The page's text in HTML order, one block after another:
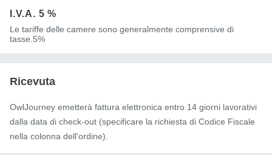
I.V.A. 5 %
Le tariffe delle camere sono generalmente comprensive di
tasse.5%
Ricevuta
OwlJourney emetterà fattura elettronica entro 14 giorni lavorativi
dalla data di check-out (specificare la richiesta di Codice Fiscale
nella colonna dell'ordine).